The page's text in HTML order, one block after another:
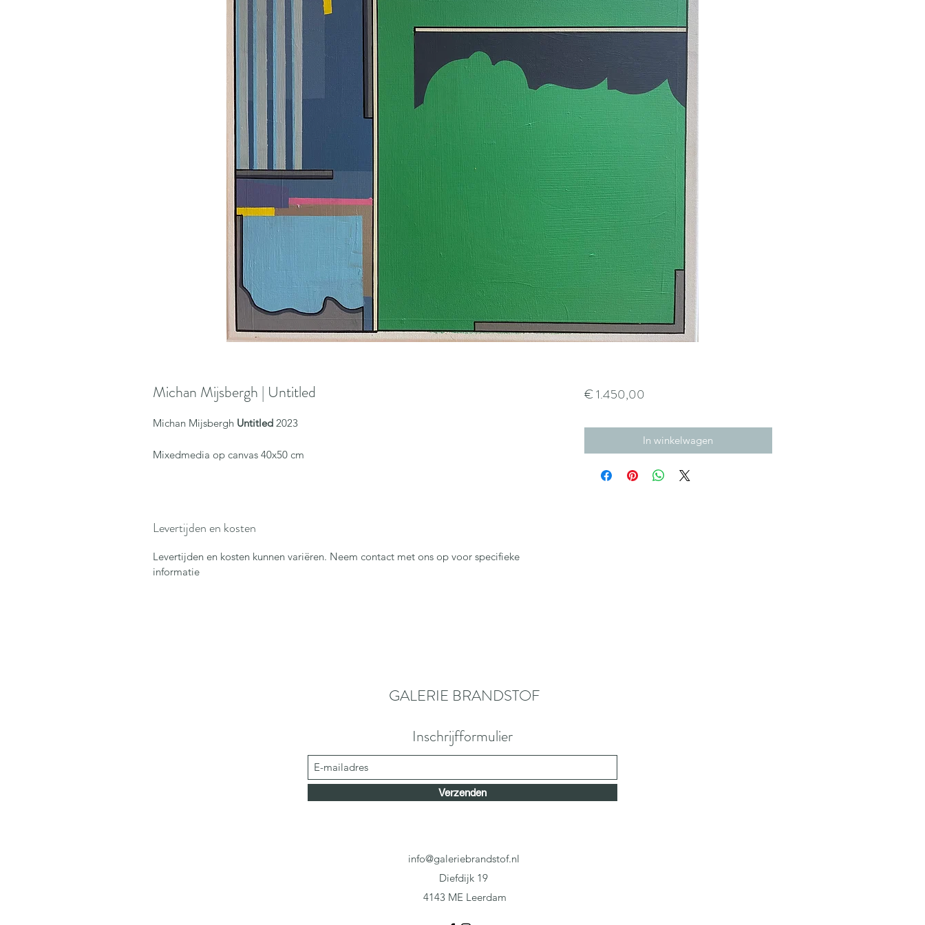
Michan Mijsbergh | Untitled
Michan Mijsbergh Untitled 2023
Mixedmedia op canvas 40x50 cm
Levertijden en kosten
Levertijden en kosten kunnen variëren. Neem contact met ons op voor specifieke
informatie
€ 1.450,00Prijs
In winkelwagen
GALERIE BRANDSTOF
Inschrijfformulier
Verzenden
info@galeriebrandstof.nl
Diefdijk 19
4143 ME Leerdam